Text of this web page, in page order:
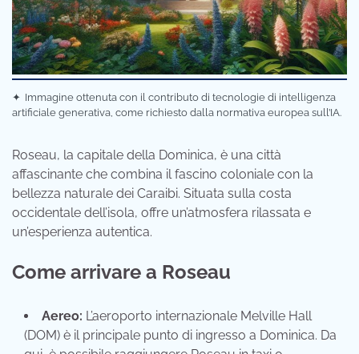
✦ Immagine ottenuta con il contributo di tecnologie di intelligenza
artificiale generativa, come richiesto dalla normativa europea sull’IA.
Roseau, la capitale della Dominica, è una città
affascinante che combina il fascino coloniale con la
bellezza naturale dei Caraibi. Situata sulla costa
occidentale dell’isola, offre un’atmosfera rilassata e
un’esperienza autentica.
Come arrivare a Roseau
Aereo: L’aeroporto internazionale Melville Hall
(DOM) è il principale punto di ingresso a Dominica. Da